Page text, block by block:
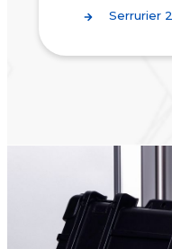
Serrurier